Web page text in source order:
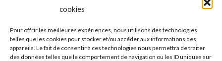
cookies
Pour offrir les meilleures expériences, nous utilisons des technologies
telles que les cookies pour stocker et/ou accéder aux informations des
appareils. Le fait de consentir à ces technologies nous permettra de traiter
des données telles que le comportement de navigation ou les ID uniques sur
VOILE LÉGÈRE – Finale de Ligue ->
2022
Voile Par Philippe 2022-05-22